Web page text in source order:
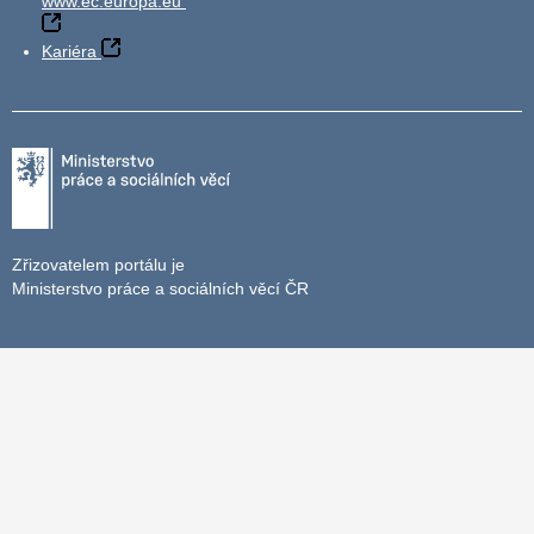
Kariéra
Zřizovatelem portálu je
Ministerstvo práce a sociálních věcí ČR